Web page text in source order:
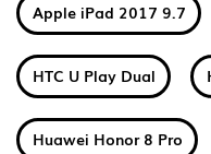
Apple iPad 2017 9.7
HTC U Play Dual
Huawei Honor 8 Pro